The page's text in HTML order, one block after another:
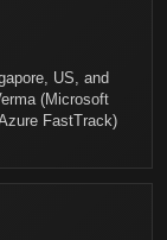
US, and
(Microsoft
FastTrack)